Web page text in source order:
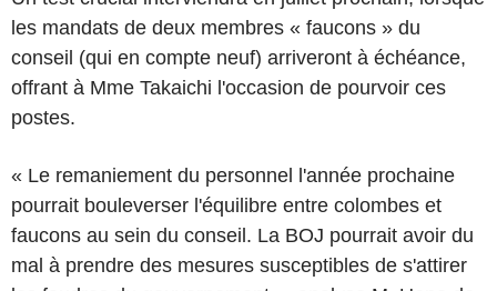
les mandats de deux membres « faucons » du
conseil (qui en compte neuf) arriveront à échéance,
offrant à Mme Takaichi l'occasion de pourvoir ces
postes.
« Le remaniement du personnel l'année prochaine
pourrait bouleverser l'équilibre entre colombes et
faucons au sein du conseil. La BOJ pourrait avoir du
mal à prendre des mesures susceptibles de s'attirer